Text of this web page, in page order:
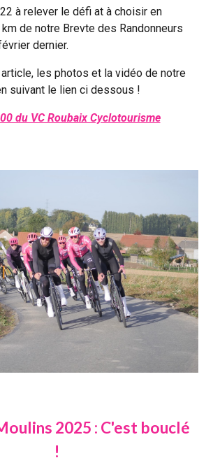
à relever le défi at à choisir en
de notre Brevte des Randonneurs
dernier.
les photos et la vidéo de notre
suivant le lien ci dessous !
du VC Roubaix Cyclotourisme
2025 : C'est bouclé
!